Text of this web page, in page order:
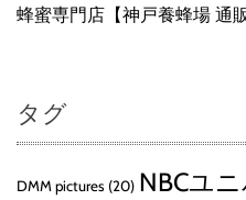
蜂蜜専門店【神戸養蜂場 通
タグ
DMM pictures (20) NBCユ